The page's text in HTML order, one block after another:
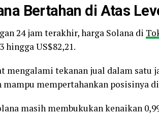
Bertahan di Atas
24 jam terakhir, harga Solana di
hingga US$82,21.
mengalami tekanan jual dalam satu
mampu mempertahankan posisinya
masih membukukan kenaikan